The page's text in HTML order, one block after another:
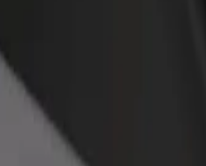
våre og finn den perfekte turen.